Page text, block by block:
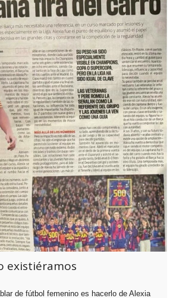
existiéramos
de fútbol femenino es hacerlo de Alexia